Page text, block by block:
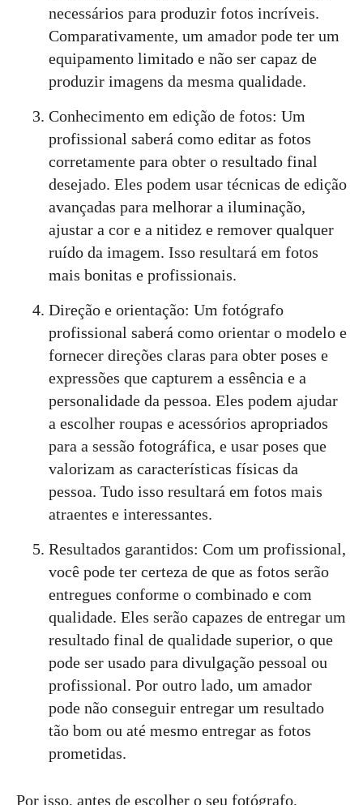
necessários para produzir fotos incríveis.
Comparativamente, um amador pode ter um
equipamento limitado e não ser capaz de
produzir imagens da mesma qualidade.
Conhecimento em edição de fotos: Um
profissional saberá como editar as fotos
corretamente para obter o resultado final
desejado. Eles podem usar técnicas de edição
avançadas para melhorar a iluminação,
ajustar a cor e a nitidez e remover qualquer
ruído da imagem. Isso resultará em fotos
mais bonitas e profissionais.
Direção e orientação: Um fotógrafo
profissional saberá como orientar o modelo e
fornecer direções claras para obter poses e
expressões que capturem a essência e a
personalidade da pessoa. Eles podem ajudar
a escolher roupas e acessórios apropriados
para a sessão fotográfica, e usar poses que
valorizam as características físicas da
pessoa. Tudo isso resultará em fotos mais
atraentes e interessantes.
Resultados garantidos: Com um profissional,
você pode ter certeza de que as fotos serão
entregues conforme o combinado e com
qualidade. Eles serão capazes de entregar um
resultado final de qualidade superior, o que
pode ser usado para divulgação pessoal ou
profissional. Por outro lado, um amador
pode não conseguir entregar um resultado
tão bom ou até mesmo entregar as fotos
prometidas.
Por isso, antes de escolher o seu fotógrafo,